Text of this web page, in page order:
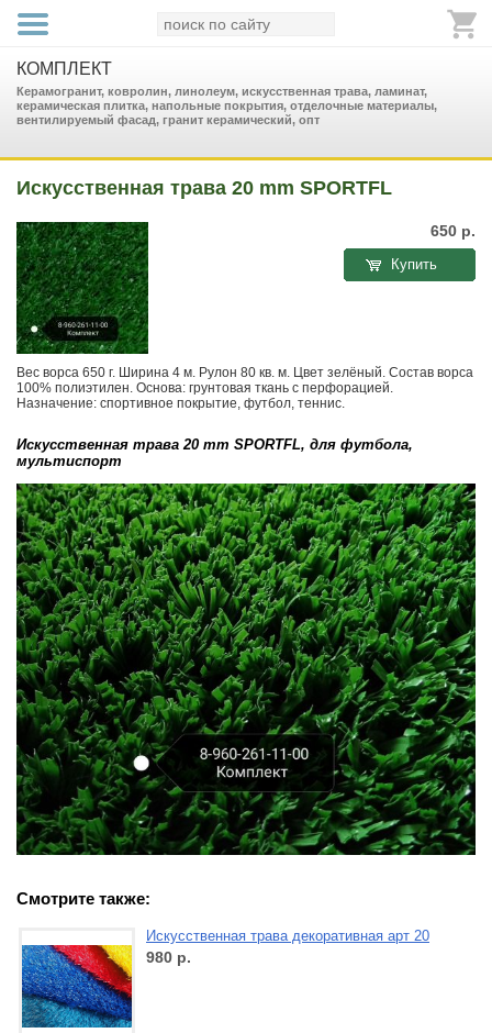
КОМПЛЕКТ
Керамогранит, ковролин, линолеум, искусственная трава, ламинат,
керамическая плитка, напольные покрытия, отделочные материалы,
вентилируемый фасад, гранит керамический, опт
Искусственная трава 20 mm SPORTFL
650 р.
Купить
Вес ворса 650 г. Ширина 4 м. Рулон 80 кв. м. Цвет зелёный. Состав ворса
100% полиэтилен. Основа: грунтовая ткань с перфорацией.
Назначение: спортивное покрытие, футбол, теннис.
Искусственная трава 20 mm SPORTFL, для футбола,
мультиспорт
Смотрите также:
Искусственная трава декоративная арт 20
980 р.